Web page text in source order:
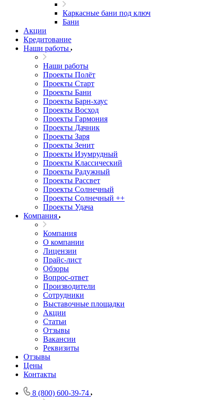
Каркасные бани под ключ
Бани
Акции
Кредитование
Наши работы
Наши работы
Проекты Полёт
Проекты Старт
Проекты Бани
Проекты Барн-хаус
Проекты Восход
Проекты Гармония
Проекты Дачник
Проекты Заря
Проекты Зенит
Проекты Изумрудный
Проекты Классический
Проекты Радужный
Проекты Рассвет
Проекты Солнечный
Проекты Солнечный ++
Проекты Удача
Компания
Компания
О компании
Лицензии
Прайс-лист
Обзоры
Вопрос-ответ
Производители
Сотрудники
Выставочные площадки
Акции
Статьи
Отзывы
Вакансии
Реквизиты
Отзывы
Цены
Контакты
8 (800) 600-39-74